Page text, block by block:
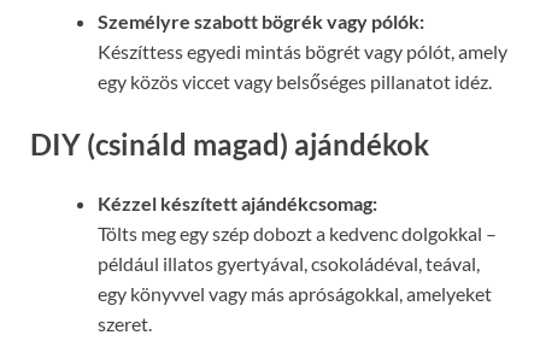
Személyre szabott bögrék vagy pólók:
Készíttess egyedi mintás bögrét vagy pólót, amely
egy közös viccet vagy belsőséges pillanatot idéz.
DIY (csináld magad) ajándékok
Kézzel készített ajándékcsomag:
Tölts meg egy szép dobozt a kedvenc dolgokkal –
például illatos gyertyával, csokoládéval, teával,
egy könyvvel vagy más apróságokkal, amelyeket
szeret.